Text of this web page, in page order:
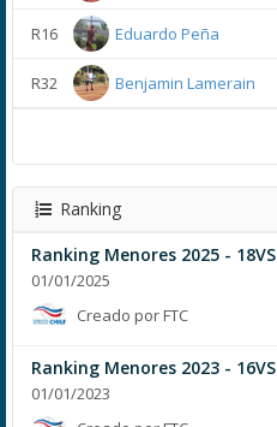
R16 Eduardo Peña
R32 Benjamin Lamerain
Ranking
Ranking Menores 2025 - 18VS
01/01/2025
Creado por FTC
Ranking Menores 2023 - 16VS
01/01/2023